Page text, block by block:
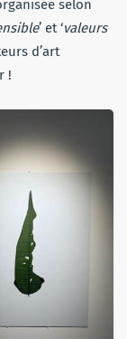
selon
’ et ‘valeurs
d’art
!